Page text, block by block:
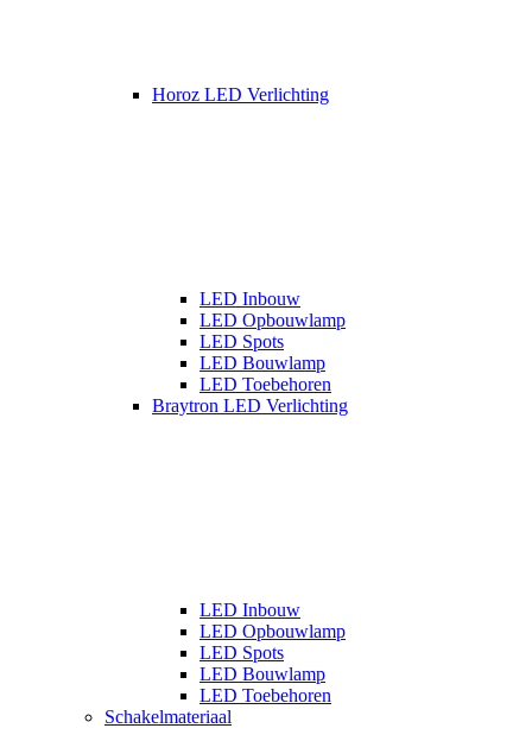
Horoz LED Verlichting
LED Inbouw
LED Opbouwlamp
LED Spots
LED Bouwlamp
LED Toebehoren
Braytron LED Verlichting
LED Inbouw
LED Opbouwlamp
LED Spots
LED Bouwlamp
LED Toebehoren
Schakelmateriaal